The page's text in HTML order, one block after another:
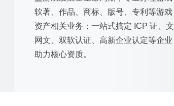
软著、作品、商标、版号、专利等游戏
资产相关业务；一站式搞定 ICP 证、文
网文、双软认证、高新企业认定等企业
助力核心资质。